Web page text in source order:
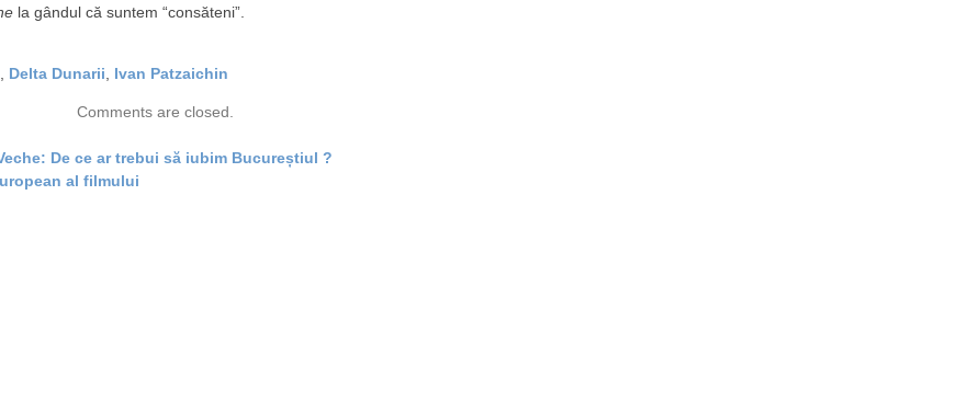
la gândul că suntem “consăteni”.
, Delta Dunarii, Ivan Patzaichin
Comments are closed.
De ce ar trebui să iubim Bucureștiul ?
al filmului